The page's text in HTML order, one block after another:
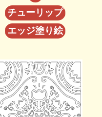
チューリップ
エッジ塗り絵